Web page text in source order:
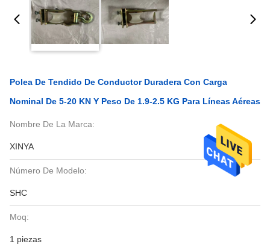
Polea De Tendido De Conductor Duradera Con Carga
Nominal De 5-20 KN Y Peso De 1.9-2.5 KG Para Líneas Aéreas
Nombre De La Marca:
XINYA
Número De Modelo:
SHC
Moq:
1 piezas